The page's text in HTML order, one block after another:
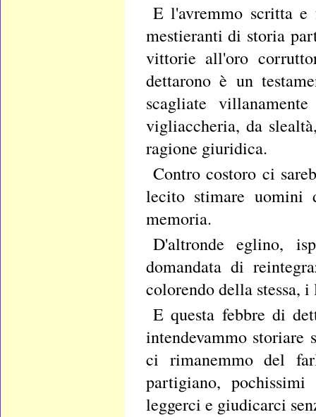
E l'avremmo scritta e
mestieranti di storia
vittorie all'oro
dettarono è un
scagliate
vigliaccheria, da
ragione giuridica.
Contro costoro ci
lecito stimare
memoria.
D'altronde eglino,
domandata di
colorendo della stessa,
E questa febbre di
intendevammo
ci rimanemmo del
partigiano,
leggerci e giudicarci